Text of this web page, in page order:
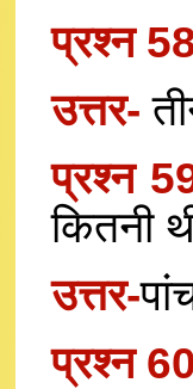
प्रश्न
उत्तर-
प्रश्न
कितनी
उत्तर-
प्रश्न